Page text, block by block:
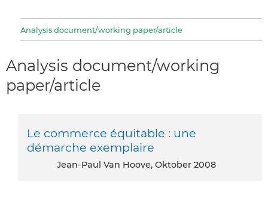
Analysis document/working paper/article
Analysis document/working
paper/article
Le commerce équitable : une
démarche exemplaire
Jean-Paul Van Hoove, Oktober 2008